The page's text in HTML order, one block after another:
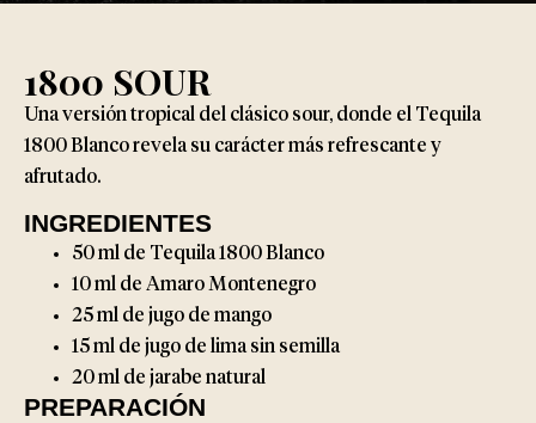
1800 SOUR
Una versión tropical del clásico sour, donde el Tequila
1800 Blanco revela su carácter más refrescante y
afrutado.
INGREDIENTES
50 ml de Tequila 1800 Blanco
10 ml de Amaro Montenegro
25 ml de jugo de mango
15 ml de jugo de lima sin semilla
20 ml de jarabe natural
PREPARACIÓN